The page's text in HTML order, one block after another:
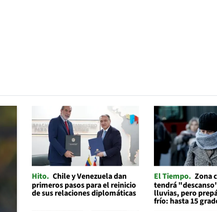
Hito Chile y Venezuela dan
primeros pasos para el reinicio
de sus relaciones diplomáticas
El Tiempo Zona
tendrá
lluvias, pero
frío: hasta 15